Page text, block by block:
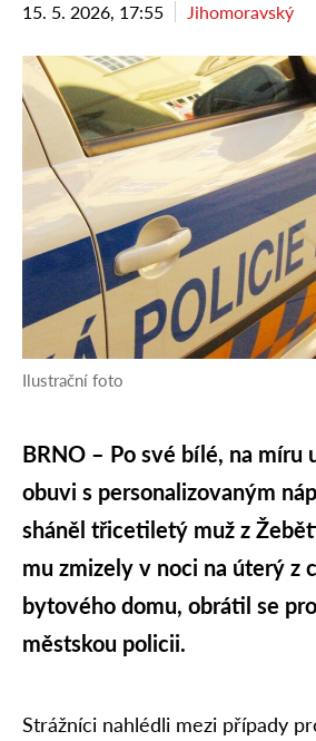
15. 5. 2026, 17:55 Jihomoravský
Ilustrační foto
BRNO – Po své bílé, na míru
obuvi s personalizovaným
sháněl třicetiletý muž z
mu zmizely v noci na úterý z
bytového domu, obrátil se
městskou policii.
Strážníci nahlédli mezi případy